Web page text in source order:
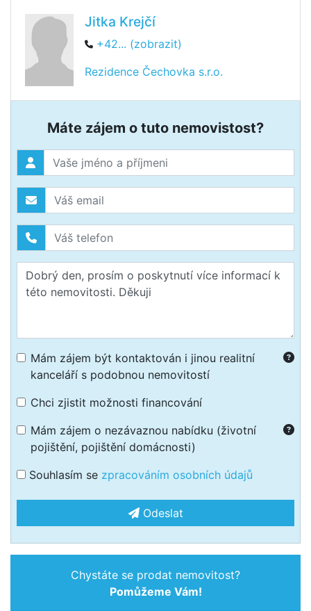
Jitka Krejčí
+42... (zobrazit)
Rezidence Čechovka s.r.o.
Máte zájem o tuto nemovistost?
Mám zájem být kontaktován i jinou realitní
kanceláří s podobnou nemovitostí
Chci zjistit možnosti financování
Mám zájem o nezávaznou nabídku (životní
pojištění, pojištění domácnosti)
Souhlasím se zpracováním osobních údajů
Odeslat
Chystáte se prodat nemovitost?
Pomůžeme Vám!